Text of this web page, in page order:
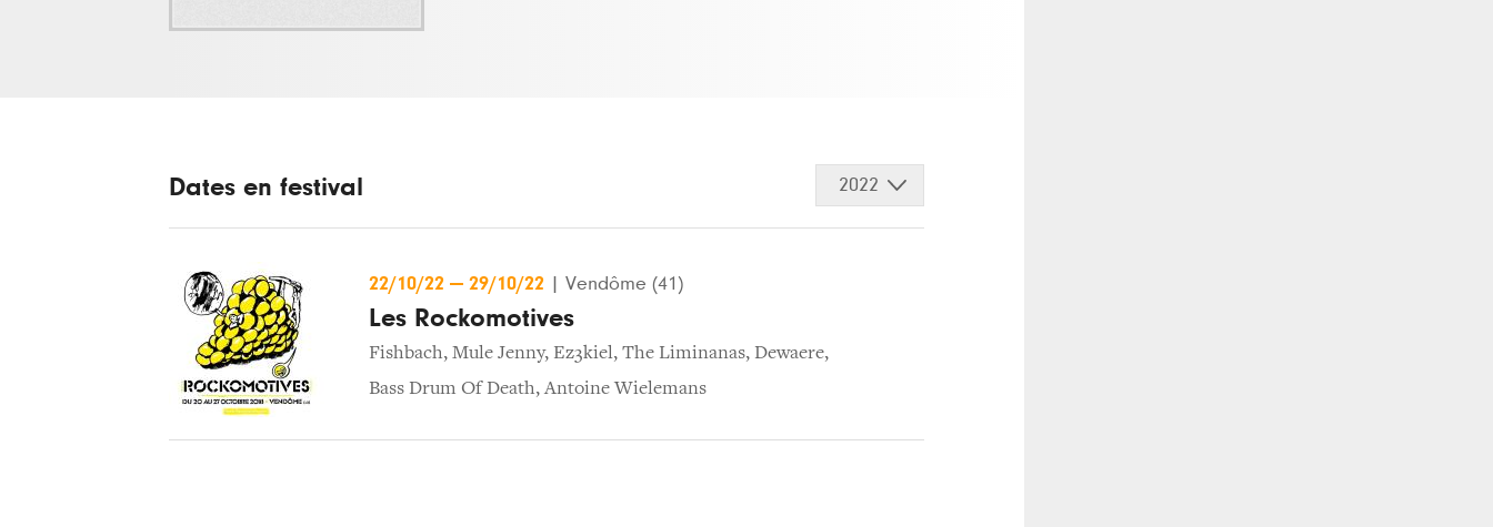
Dates en festival 2022
22/10/22 — 29/10/22 Vendôme (41)
Les Rockomotives
Fishbach, Mule Jenny, Ez3kiel, The Liminanas, Dewaere,
Bass Drum Of Death,Antoine Wielemans